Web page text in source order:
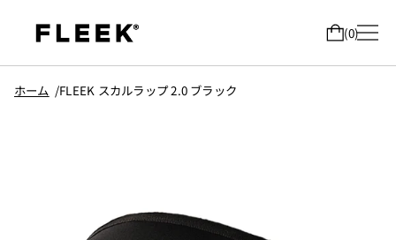
0
ホーム FLEEK スカルラップ 2.0 ブラック